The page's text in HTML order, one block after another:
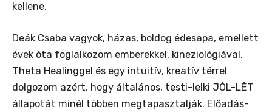
kellene.
Deák Csaba vagyok, házas, boldog édesapa, emellett
évek óta foglalkozom emberekkel, kineziológiával,
Theta Healinggel és egy intuitív, kreatív térrel
dolgozom azért, hogy általános, testi-lelki JÓL-LÉT
állapotát minél többen megtapasztalják. Előadás-